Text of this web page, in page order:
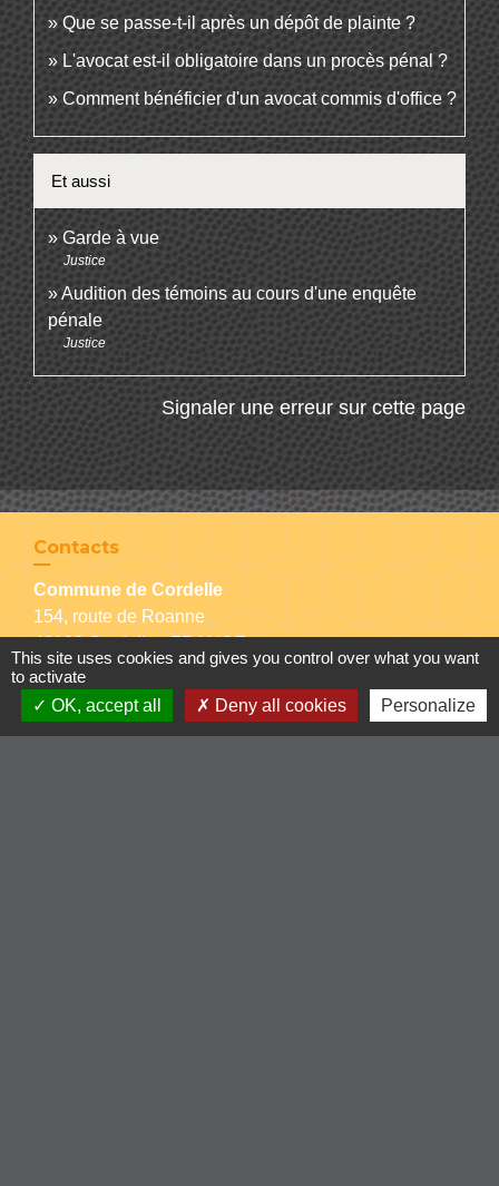
Que se passe-t-il après un dépôt de plainte ?
L'avocat est-il obligatoire dans un procès pénal ?
Comment bénéficier d'un avocat commis d'office ?
Et aussi
Garde à vue
Justice
Audition des témoins au cours d'une enquête
pénale
Justice
Signaler une erreur sur cette page
Contacts
Commune de Cordelle
154, route de Roanne
42123 Cordelle - FRANCE
+33 4 77 64 90 12
Contact par formulaire
This site uses cookies and gives you control over what you want
to activate
OK, accept all
Deny all cookies Personalize